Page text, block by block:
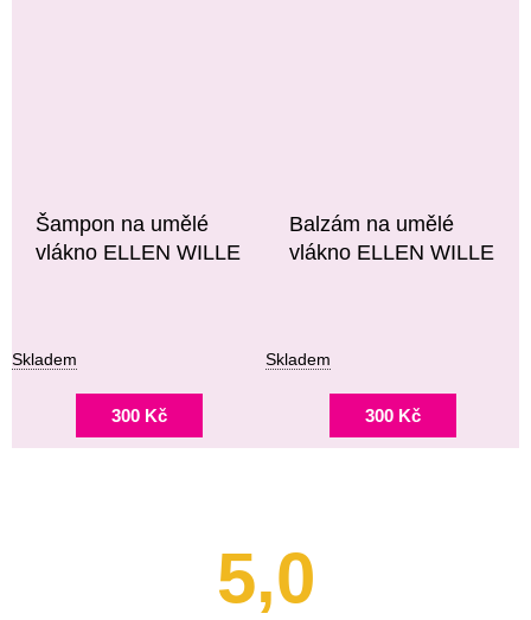
Šampon na umělé
vlákno ELLEN WILLE
Skladem
300 Kč
Balzám na umělé
vlákno ELLEN WILLE
Skladem
300 Kč
5,0